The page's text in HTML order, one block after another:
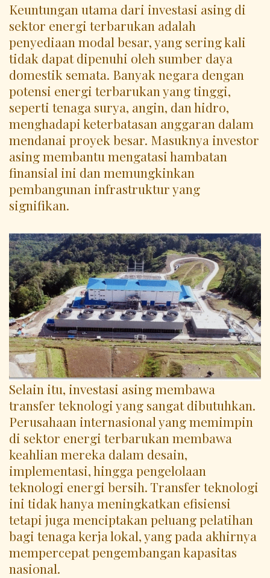
Keuntungan utama dari investasi asing di
sektor energi terbarukan adalah
penyediaan modal besar, yang sering kali
tidak dapat dipenuhi oleh sumber daya
domestik semata. Banyak negara dengan
potensi energi terbarukan yang tinggi,
seperti tenaga surya, angin, dan hidro,
menghadapi keterbatasan anggaran dalam
mendanai proyek besar. Masuknya investor
asing membantu mengatasi hambatan
finansial ini dan memungkinkan
pembangunan infrastruktur yang
signifikan.
Selain itu, investasi asing membawa
transfer teknologi yang sangat dibutuhkan.
Perusahaan internasional yang memimpin
di sektor energi terbarukan membawa
keahlian mereka dalam desain,
implementasi, hingga pengelolaan
teknologi energi bersih. Transfer teknologi
ini tidak hanya meningkatkan efisiensi
tetapi juga menciptakan peluang pelatihan
bagi tenaga kerja lokal, yang pada akhirnya
mempercepat pengembangan kapasitas
nasional.